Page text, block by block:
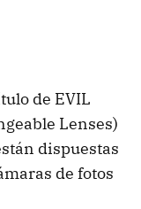
de EVIL
Lenses)
dispuestas
de fotos